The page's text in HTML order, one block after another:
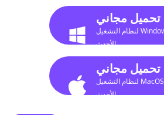
تحميل مجاني
لنظام التشغيل Windows 7 أو
الأحدث
تحميل مجاني
لنظام التشغيل MacOS 10.12 أو
الأحدث